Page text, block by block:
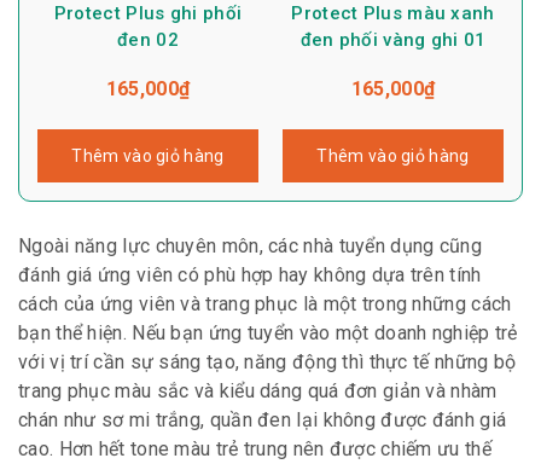
Protect Plus ghi phối
đen 02
165,000₫
Thêm vào giỏ hàng
Protect Plus màu xanh
đen phối vàng ghi 01
165,000₫
Thêm vào giỏ hàng
Ngoài năng lực chuyên môn, các nhà tuyển dụng cũng
đánh giá ứng viên có phù hợp hay không dựa trên tính
cách của ứng viên và trang phục là một trong những cách
bạn thể hiện. Nếu bạn ứng tuyển vào một doanh nghiệp trẻ
với vị trí cần sự sáng tạo, năng động thì thực tế những bộ
trang phục màu sắc và kiểu dáng quá đơn giản và nhàm
chán như sơ mi trắng, quần đen lại không được đánh giá
cao. Hơn hết tone màu trẻ trung nên được chiếm ưu thế